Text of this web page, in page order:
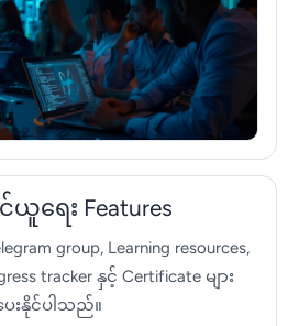
ရေး Features
group, Learning resources,
tracker နှင့် Certificate များ
းနိုင်ပါသည်။